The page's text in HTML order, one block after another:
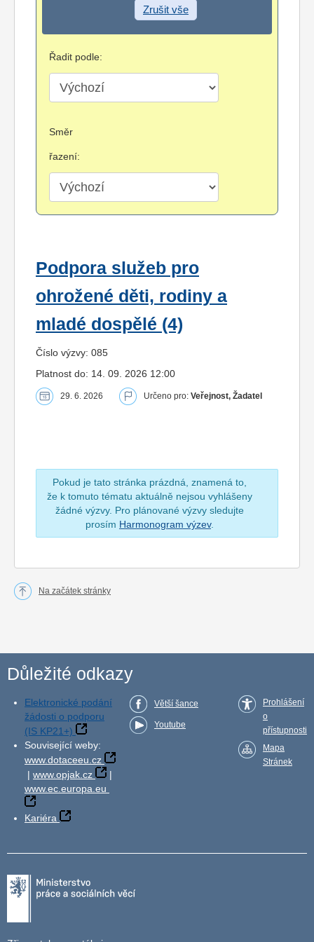
Zrušit vše
Řadit podle:
Směr
řazení:
Podpora služeb pro
ohrožené děti, rodiny a
mladé dospělé (4)
Číslo výzvy: 085
Platnost do: 14. 09. 2026 12:00
29. 6. 2026 Určeno pro: Veřejnost, Žadatel
Pokud je tato stránka prázdná, znamená to,
že k tomuto tématu aktuálně nejsou vyhlášeny
žádné výzvy. Pro plánované výzvy sledujte
prosím Harmonogram výzev.
Na začátek stránky
Důležité odkazy
Elektronické podání
žádosti o podporu
(IS KP21+)
Související weby:
www.dotaceeu.cz
| www.opjak.cz
|
www.ec.europa.eu
Kariéra
Větší šance
Youtube
Prohlášení
o
přístupnosti
Mapa
Stránek